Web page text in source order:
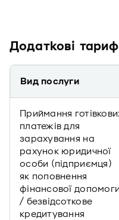
Додаткові
Вид послуги
Приймання
платежів для
зарахування на
рахунок юридичної
особи (підприємця)
як поповнення
фінансової допомоги
/ безвідсоткове
кредитування